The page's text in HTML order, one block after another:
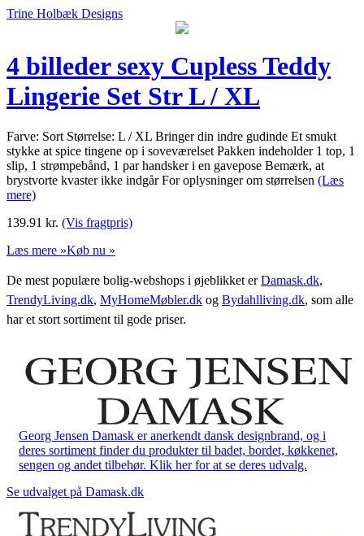
Trine Holbæk Designs
4 billeder sexy Cupless Teddy
Lingerie Set Str L / XL
Farve: Sort Størrelse: L / XL Bringer din indre gudinde Et smukt
stykke at spice tingene op i soveværelset Pakken indeholder 1 top, 1
slip, 1 strømpebånd, 1 par handsker i en gavepose Bemærk, at
brystvorte kvaster ikke indgår For oplysninger om størrelsen (Læs
mere)
139.91 kr. (Vis fragtpris)
Læs mere »Køb nu »
De mest populære bolig-webshops i øjeblikket erDamask.dk,
TrendyLiving.dk, MyHomeMøbler.dk og Bydahlliving.dk, som alle
har et stort sortiment til gode priser.
Georg Jensen Damask er anerkendt dansk designbrand, og i
deres sortiment finder du produkter til badet, bordet, køkkenet,
sengen og andet tilbehør. Klik her for at se deres udvalg.
Se udvalget på Damask.dk